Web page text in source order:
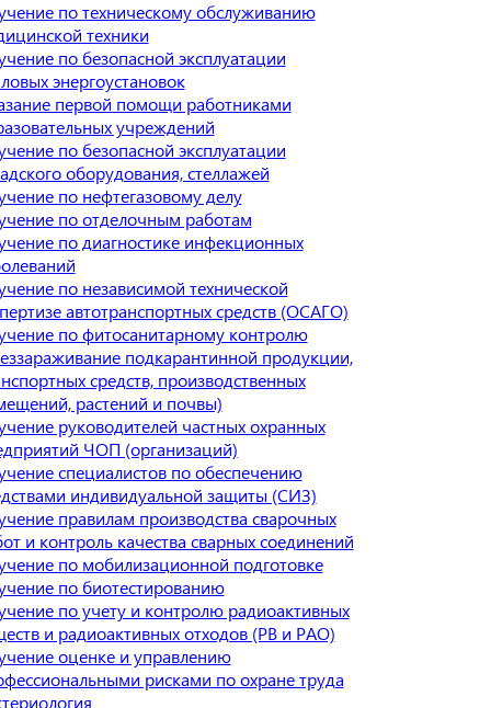
по техническому обслуживанию
техники
по безопасной эксплуатации
энергоустановок
первой помощи работниками
учреждений
по безопасной эксплуатации
оборудования, стеллажей
по нефтегазовому делу
по отделочным работам
по диагностике инфекционных
по независимой технической
автотранспортных средств (ОСАГО)
по фитосанитарному контролю
подкарантинной продукции,
средств, производственных
растений и почвы)
руководителей частных охранных
ЧОП (организаций)
специалистов по обеспечению
индивидуальной защиты (СИЗ)
правилам производства сварочных
и контроль качества сварных соединений
по мобилизационной подготовке
по биотестированию
по учету и контролю радиоактивных
и радиоактивных отходов (РВ и РАО)
оценке и управлению
рисками по охране труда